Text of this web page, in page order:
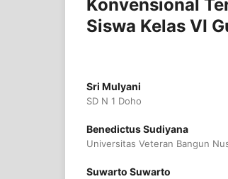
Konvensional
Siswa Kelas VI
Sri Mulyani
SD N 1 Doho
Benedictus Sudiyana
Universitas Veteran Bangun
Suwarto Suwarto